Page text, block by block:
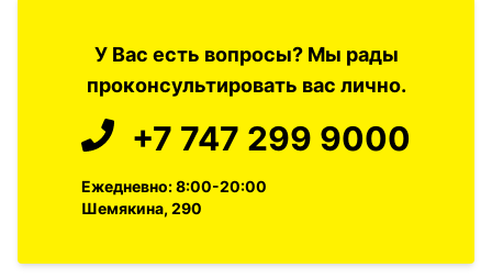
У Вас есть вопросы? Мы рады
проконсультировать вас лично.
+7 747 299 9000
Ежедневно: 8:00-20:00
Шемякина, 290